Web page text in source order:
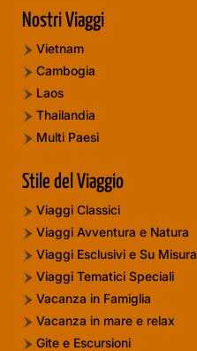
Nostri Viaggi
Vietnam
Cambogia
Laos
Thailandia
Multi Paesi
Stile del Viaggio
Viaggi Classici
Viaggi Avventura e Natura
Viaggi Esclusivi e Su Misura
Viaggi Tematici Speciali
Vacanza in Famiglia
Vacanza in mare e relax
Gite e Escursioni